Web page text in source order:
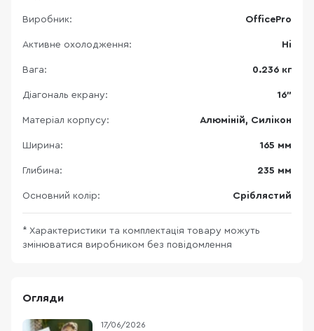
Виробник: OfficePro
Активне охолодження: Ні
Вага: 0.236 кг
Діагональ екрану: 16"
Матеріал корпусу: Алюміній, Силікон
Ширина: 165 мм
Глибина: 235 мм
Основний колір: Сріблястий
* Характеристики та комплектація товару можуть
змінюватися виробником без повідомлення
Огляди
17/06/2026